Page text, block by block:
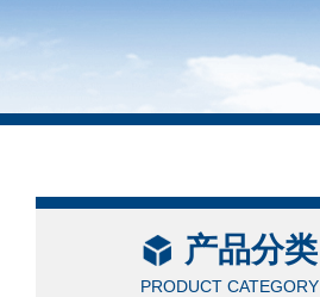
产品分类
PRODUCT CATEGORY